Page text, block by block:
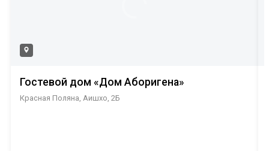
Гостевой дом «Дом Аборигена»
Красная Поляна, Аишхо, 2Б